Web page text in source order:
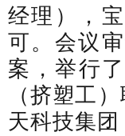
经理），
可。会议
案，举行
（挤塑工
天科技集团